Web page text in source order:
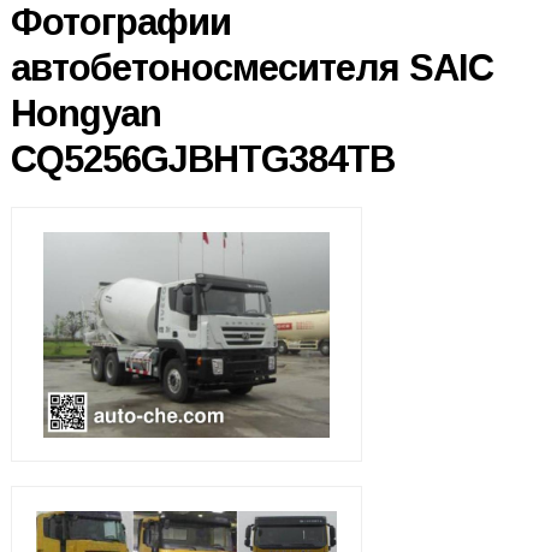
Фотографии
автобетоносмесителя SAIC
Hongyan
CQ5256GJBHTG384TB